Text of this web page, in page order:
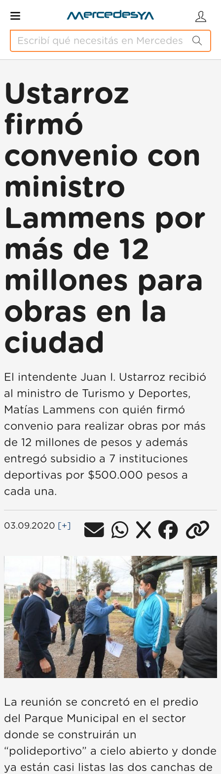
Ustarroz
firmó
convenio con
ministro
Lammens por
más de 12
millones para
obras en la
ciudad
El intendente Juan I. Ustarroz recibió
al ministro de Turismo y Deportes,
Matías Lammens con quién firmó
convenio para realizar obras por más
de 12 millones de pesos y además
entregó subsidio a 7 instituciones
deportivas por $500.000 pesos a
cada una.
03.09.2020 [+]
La reunión se concretó en el predio
del Parque Municipal en el sector
donde se construirán un
“polideportivo” a cielo abierto y donde
ya están casi listas las dos canchas de